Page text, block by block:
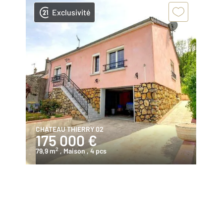
Exclusivité
CHATEAU THIERRY 02
175 000 €
79,9 m2 , Maison, 4 pcs